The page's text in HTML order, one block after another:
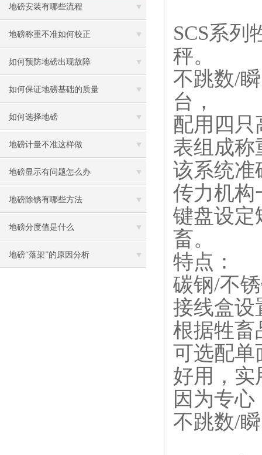
地磅安装有哪些流程
地磅称重不准如何校正
如何预防地磅出现故障
如何保证地磅基础的质量
如何选择地磅
地磅计量不准这样做
地磅显示有问题怎么办
地磅除锈有哪些方法
地磅分度值是什么
地磅“落架”的原因分析
SCS系
秤。
不跳数/
台，
配用四只
表组成称
该系统准
传力机构
键盘设定
畜。
特点：
碳钢/不
接线盒设
根据牲畜
可选配单
好用，实
因为专
不跳数/